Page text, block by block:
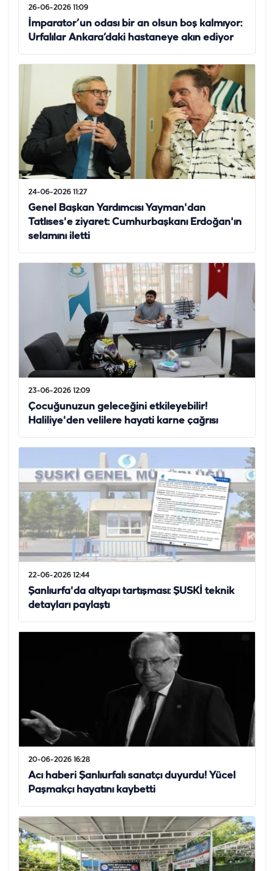
26-06-2026 11:09
İmparator’un odası bir an olsun boş kalmıyor:
Urfalılar Ankara’daki hastaneye akın ediyor
24-06-2026 11:27
Genel Başkan Yardımcısı Yayman'dan
Tatlıses'e ziyaret: Cumhurbaşkanı Erdoğan'ın
selamını iletti
23-06-2026 12:09
Çocuğunuzun geleceğini etkileyebilir!
Haliliye'den velilere hayati karne çağrısı
22-06-2026 12:44
Şanlıurfa'da altyapı tartışması: ŞUSKİ teknik
detayları paylaştı
20-06-2026 16:28
Acı haberi Şanlıurfalı sanatçı duyurdu! Yücel
Paşmakçı hayatını kaybetti